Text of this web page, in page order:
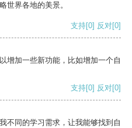
世界各地的美景。
支持[0] 反对[0]
增加一些新功能，比如增加一个自
支持[0] 反对[0]
不同的学习需求，让我能够找到自